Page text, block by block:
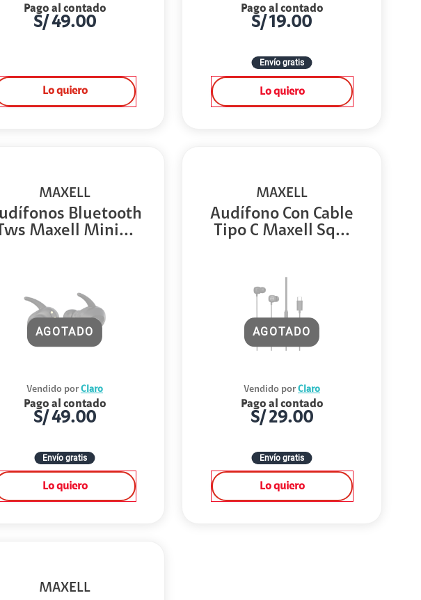
Pago al contado
S/49.00
Lo quiero
Pago al contado
S/19.00
Envío gratis
Lo quiero
MAXELL
Bluetooth
Maxell Mini...
AGOTADO
Vendido por Claro
Pago al contado
S/49.00
Envío gratis
Lo quiero
MAXELL
Audífono Con Cable
Tipo C Maxell Sq...
AGOTADO
Vendido por Claro
Pago al contado
S/ 29.00
Envío gratis
Lo quiero
MAXELL